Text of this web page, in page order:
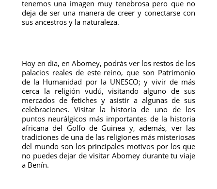
tenemos una imagen muy tenebrosa pero que no
deja de ser una manera de creer y conectarse con
sus ancestros y la naturaleza.
Hoy en día, en Abomey, podrás ver los restos de los
palacios reales de este reino, que son Patrimonio
de la Humanidad por la UNESCO; y vivir de más
cerca la religión vudú, visitando alguno de sus
mercados de fetiches y asistir a algunas de sus
celebraciones. Visitar la historia de uno de los
puntos neurálgicos más importantes de la historia
africana del Golfo de Guinea y, además, ver las
tradiciones de una de las religiones más misteriosas
del mundo son los principales motivos por los que
no puedes dejar de visitar Abomey durante tu viaje
a Benín.